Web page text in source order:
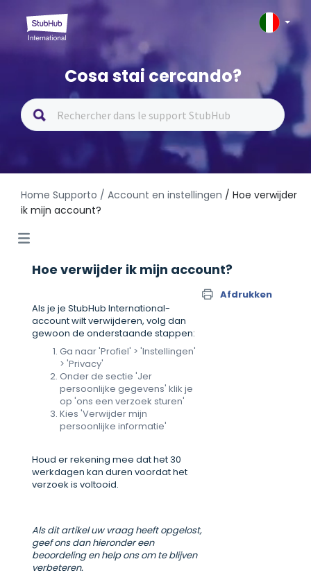
Cosa stai cercando?
Home Supporto / Account en instellingen / Hoe verwijder
ik mijn account?
Hoe verwijder ik mijn account?
Afdrukken
Als je je StubHub International-
account wilt verwijderen, volg dan
gewoon de onderstaande stappen:
Ga naar 'Profiel' > 'Instellingen'
> 'Privacy'
Onder de sectie 'Jer
persoonlijke gegevens' klik je
op 'ons een verzoek sturen'
Kies 'Verwijder mijn
persoonlijke informatie'
Houd er rekening mee dat het 30
werkdagen kan duren voordat het
verzoek is voltooid.
Als dit artikel uw vraag heeft opgelost,
geef ons dan hieronder een
beoordeling en help ons om te blijven
verbeteren.